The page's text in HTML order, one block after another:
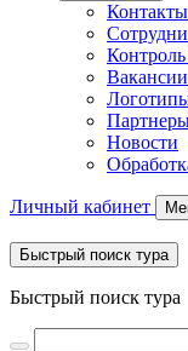
Контакты
Контроль
Вакансии
Новости
Личный кабинет
Быстрый поиск тура
Быстрый поиск тура